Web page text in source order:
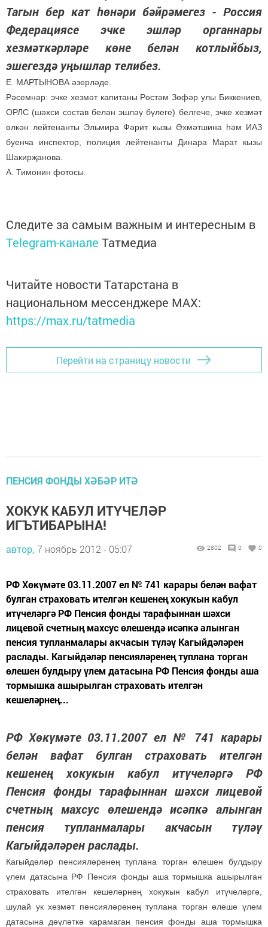
Тагын бер кат һөнәри бәйрәмегез - Россия
Федерациясе эчке эшләр органнары
хезмәткәрләре көне белән котлыйбыз,
эшегездә уңышлар телибез.
Е. МАРТЫНОВА әзерләде.
Рәсемнәр: эчке хезмәт капитаны Рөстәм Зөфәр улы Биккениев,
ОРЛС (шәхси состав белән эшләү бүлеге) белгече, эчке хезмәт
өлкән лейтенанты Эльмира Фәрит кызы Әхмәтшина һәм ИАЗ
буенча инспектор, полиция лейтенанты Динара Марат кызы
Шакирҗанова.
А. Тимонин фотосы.
Следите за самым важным и интересным в
Telegram-канале Татмедиа
Читайте новости Татарстана в
национальном мессенджере MАХ:
https://max.ru/tatmedia
Перейти на страницу новости
ПЕНСИЯ ФОНДЫ ХӘБӘР ИТӘ
ХОКУК КАБУЛ ИТҮЧЕЛӘР
ИГЪТИБАРЫНА!
автор, 7 ноябрь 2012 - 05:07 2802 0 0
РФ Хөкүмәте 03.11.2007 ел № 741 карары белән вафат
булган страховать ителгән кешенең хокукын кабул
итүчеләргә РФ Пенсия фонды тарафыннан шәхси
лицевой счетның махсус өлешендә исәпкә алынган
пенсия тупланмалары акчасын түләү Кагыйдәләрен
раслады. Кагыйдәләр пенсияләренең туплана торган
өлешен булдыру үлем датасына РФ Пенсия фонды аша
тормышка ашырылган страховать ителгән
кешеләрнең...
РФ Хөкүмәте 03.11.2007 ел № 741 карары
белән вафат булган страховать ителгән
кешенең хокукын кабул итүчеләргә РФ
Пенсия фонды тарафыннан шәхси лицевой
счетның махсус өлешендә исәпкә алынган
пенсия тупланмалары акчасын түләү
Кагыйдәләрен раслады.
Кагыйдәләр пенсияләренең туплана торган өлешен булдыру
үлем датасына РФ Пенсия фонды аша тормышка ашырылган
страховать ителгән кешеләрнең хокукын кабул итүчеләргә,
шулай ук хезмәт пенсияләренең туплана торган өлеше үлем
датасына дәүләткә карамаган пенсия фонды аша тормышка